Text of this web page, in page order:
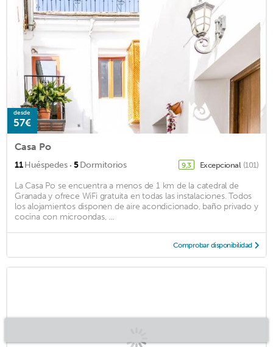
desde
57€
Casa Po
11Huéspedes · 5Dormitorios 9,3 Excepcional (101)
La Casa Po se encuentra a menos de 1 km de la catedral de
Granada y ofrece WiFi gratuita en todas las instalaciones. Todos
los alojamientos disponen de aire acondicionado, baño privado y
cocina con microondas, ...
Comprobar disponibilidad